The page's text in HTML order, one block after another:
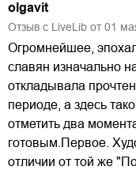
olgavit
Отзыв с LiveLib от 01
Огромнейшее,
славян изначально
откладывала
периоде, а здесь
отметить два
готовым.Первое.
отличии от той же